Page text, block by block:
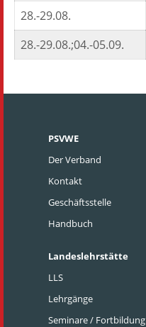
28.-29.08.
28.-29.08.;04.-05.09.
PSVWE
Der Verband
Kontakt
Geschäftsstelle
Handbuch
Landeslehrstätte
LLS
Lehrgänge
Seminare / Fortbildung